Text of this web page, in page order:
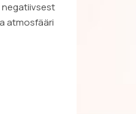
negatiivsest
atmosfääri